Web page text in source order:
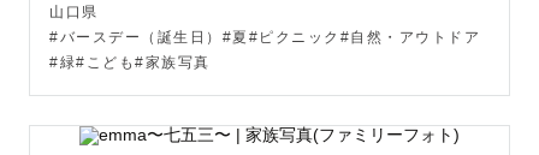
山口県
#バースデー（誕生日）#夏#ピクニック#自然・アウトドア
#緑#こども#家族写真